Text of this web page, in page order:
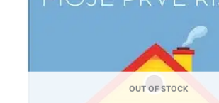
OUT OF STOCK